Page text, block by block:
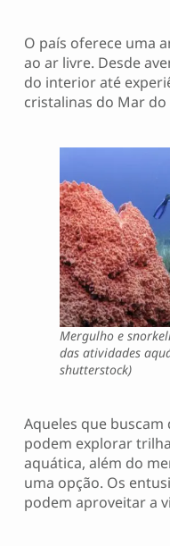
O país oferece uma
ao ar livre. Desde
do interior até
cristalinas do Mar do
Mergulho e
das atividades
shutterstock)
Aqueles que
podem explorar
aquática, além do
uma opção. Os
podem aproveitar a